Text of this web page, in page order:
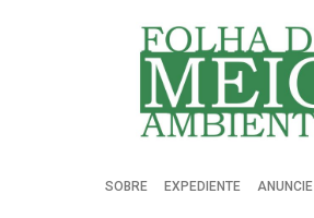
Folha do Meio Ambiente
SOBRE EXPEDIENTE ANUNCIE